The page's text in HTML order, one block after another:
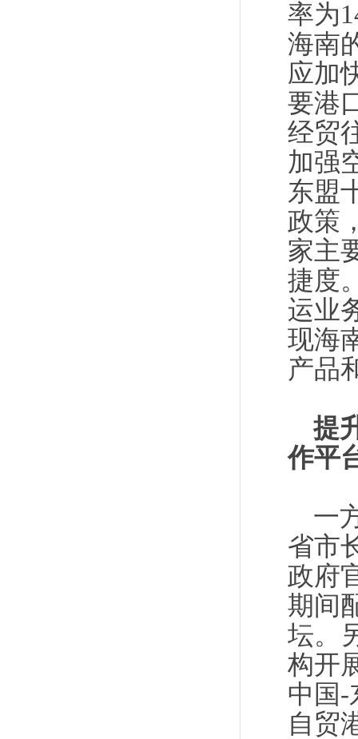
率为
海南
应加
要港
经贸
加强
东盟
政策
家主
捷度
运业
现海
产品
提
作平
一
省市
政府
期间
坛。
构开
中国-
自贸